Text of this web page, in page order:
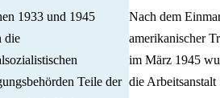
1933 und 1945
die
Teile der
Nach dem
amerikanischer
im März 1945
die Arbeitsanstalt